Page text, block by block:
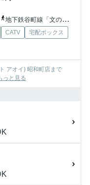
地下鉄谷町線「文の里」駅 徒歩12分
CATV
宅配ボックス
アオイ) 昭和町店まで
っと見る